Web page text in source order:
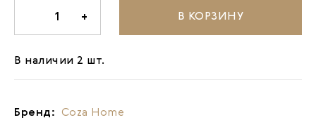
1 + В КОРЗИНУ
В наличии 2 шт.
Бренд: Coza Home